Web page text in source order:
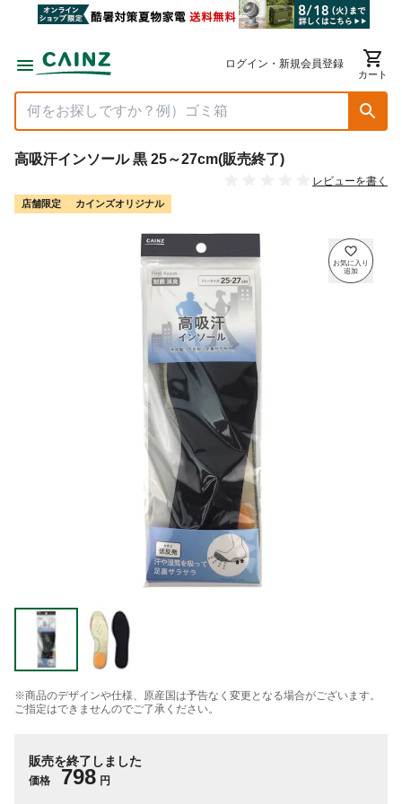
ログイン・新規会員登録
カート
高吸汗インソール 黒 25～27cm(販売終了)
レビューを書く
店舗限定 カインズオリジナル
※商品のデザインや仕様、原産国は予告なく変更となる場合がございます。
ご指定はできませんのでご了承ください。
販売を終了しました
価格 798 円